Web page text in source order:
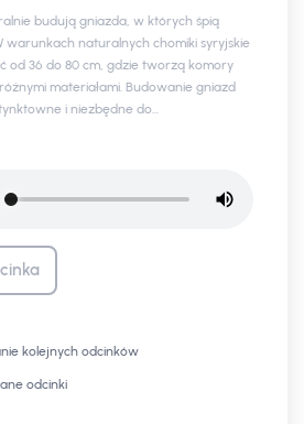
budują gniazda, w których śpią
warunkach naturalnych chomiki syryjskie
od 36 do 80 cm, gdzie tworzą komory
materiałami. Budowanie gniazd
i niezbędne do...
kolejnych odcinków
odcinki